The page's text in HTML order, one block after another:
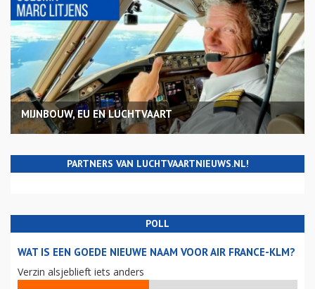
MIJNBOUW, EU EN LUCHTVAART
PARTNERS VAN LUCHTVAARTNIEUWS.NL!
POLL
WAT IS EEN GOEDE NIEUWE NAAM VOOR AIR FRANCE-KLM?
Verzin alsjeblieft iets anders